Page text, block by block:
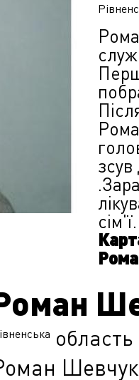
сім'ї.
область